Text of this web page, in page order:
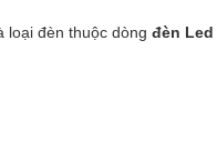
loại đèn thuộc dòng đèn